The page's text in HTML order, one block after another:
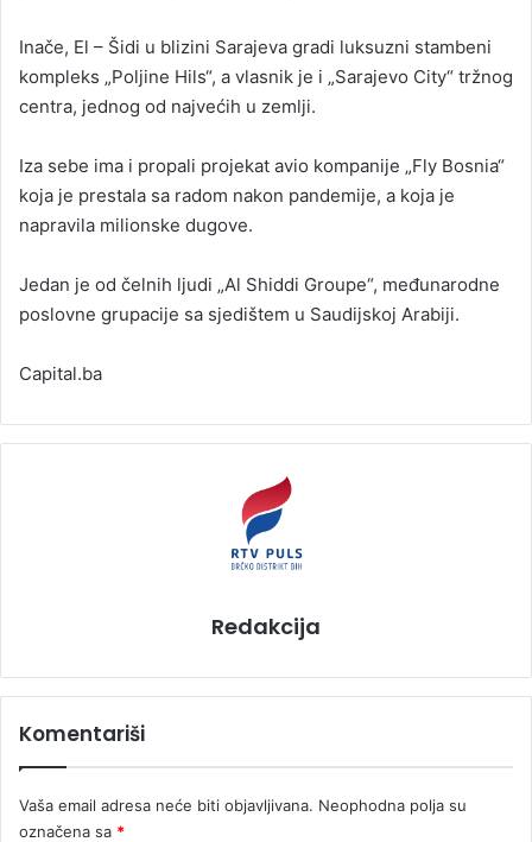
Inače, El – Šidi u blizini Sarajeva gradi luksuzni stambeni
kompleks „Poljine Hils“, a vlasnik je i „Sarajevo City“ tržnog
centra, jednog od najvećih u zemlji.
Iza sebe ima i propali projekat avio kompanije „Fly Bosnia“
koja je prestala sa radom nakon pandemije, a koja je
napravila milionske dugove.
Jedan je od čelnih ljudi „Al Shiddi Groupe“, međunarodne
poslovne grupacije sa sjedištem u Saudijskoj Arabiji.
Capital.ba
Redakcija
Komentariši
Vaša email adresa neće biti objavljivana. Neophodna polja su
označena sa *